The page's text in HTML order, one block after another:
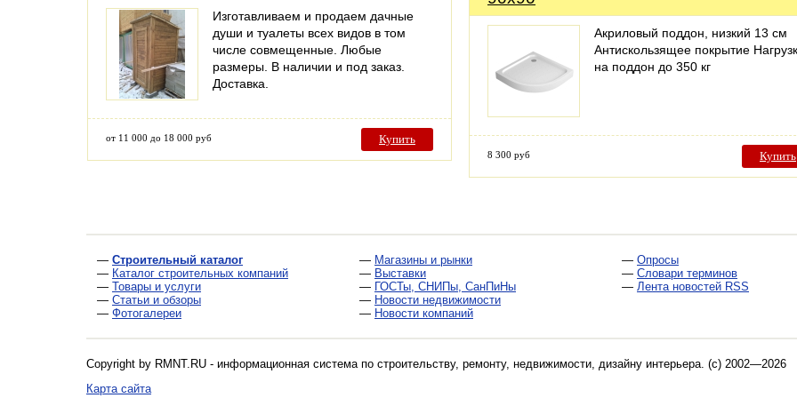
Изготавливаем и продаем дачные
души и туалеты всех видов в том
числе совмещенные. Любые
размеры. В наличии и под заказ.
Доставка.
от 11 000 до 18 000 руб Купить
Акриловый поддон, низкий 13 см
Антискользящее покрытие
на поддон до 350 кг
8 300 руб Купить
— Строительный каталог
— Каталог строительных компаний
— Товары и услуги
— Статьи и обзоры
— Фотогалереи
— Магазины и рынки
— Выставки
— ГОСТы, СНИПы, СанПиНы
— Новости недвижимости
— Новости компаний
— Опросы
— Словари терминов
— Лента новостей RSS
Copyright by RMNT.RU - информационная система по строительству, ремонту, недвижимости, дизайну интерьера. (c) 2002—2026
Карта сайта